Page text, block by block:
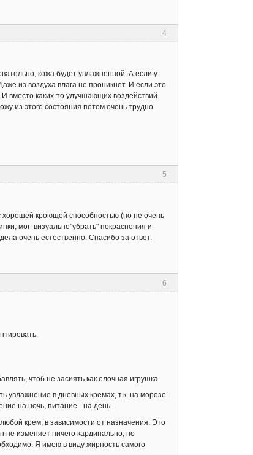
4
кожа будет увлажненной. А если у
из воздуха влага не проникнет. И если это
вместо каких-то улучшающих воздействий
из этого состояния потом очень трудно.
5
хорошей кроющей способностью (но не очень
мог визуально"убрать" покраснения и
очень естественно. Спасибо за ответ.
6
чтоб не засиять как елочная игрушка.
увлажнение в дневных кремах, т.к. на морозе
на ночь, питание - на день.
крем, в зависимости от назначения. Это
не изменяет ничего кардинально, но
Я имею в виду жирность самого